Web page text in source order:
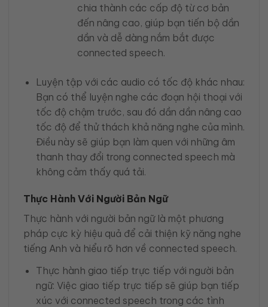
chia thành các cấp độ từ cơ bản
đến nâng cao, giúp bạn tiến bộ dần
dần và dễ dàng nắm bắt được
connected speech.
Luyện tập với các audio có tốc độ khác nhau:
Bạn có thể luyện nghe các đoạn hội thoại với
tốc độ chậm trước, sau đó dần dần nâng cao
tốc độ để thử thách khả năng nghe của mình.
Điều này sẽ giúp bạn làm quen với những âm
thanh thay đổi trong connected speech mà
không cảm thấy quá tải.
Thực Hành Với Người Bản Ngữ
Thực hành với người bản ngữ là một phương
pháp cực kỳ hiệu quả để cải thiện kỹ năng nghe
tiếng Anh và hiểu rõ hơn về connected speech.
Thực hành giao tiếp trực tiếp với người bản
ngữ: Việc giao tiếp trực tiếp sẽ giúp bạn tiếp
xúc với connected speech trong các tình